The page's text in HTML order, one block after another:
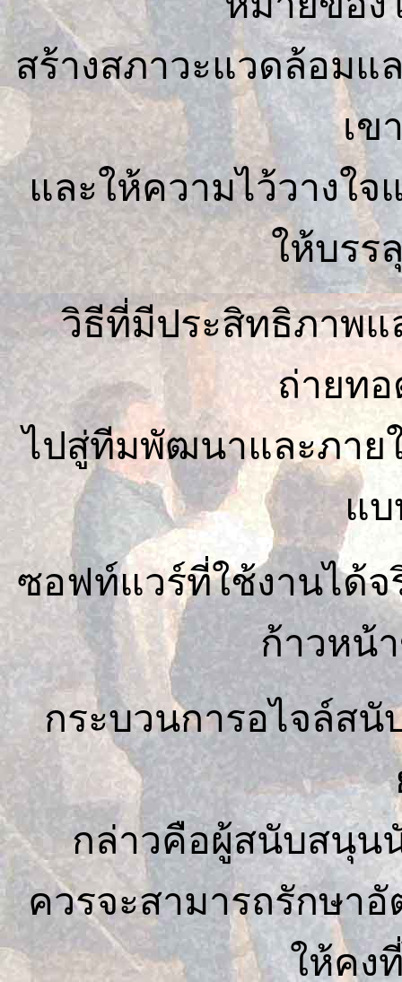
สร้างสภาวะแวดล้อมแ
เข
และให้ความไว้วางใจ
ให้บรร
วิธีที่มีประสิทธิภาพแ
ถ่ายท
ไปสู่ทีมพัฒนาและภาย
แบ
ซอฟท์แวร์ที่ใช้งานได้จ
ก้าวหน้
กระบวนการอไจล์ส
กล่าวคือผู้สนับสนุน
ควรจะสามารถรักษาอั
ให้คง